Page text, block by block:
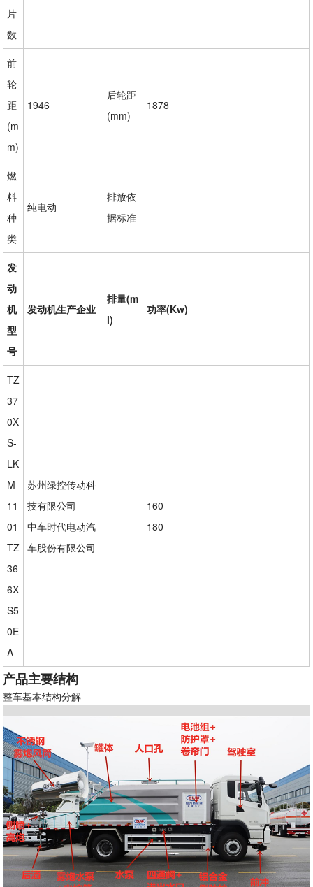
片
数
前
轮
距
(m
m)
1946
后轮距
(mm)
1878
燃
料
种
类
纯电动
排放依
据标准
发
动
机
型
号
发动机生产企业
排量(m
l)
功率(Kw)
TZ
37
0X
S-
LK
M
11
01
TZ
36
6X
S5
0E
A
苏州绿控传动科
技有限公司
中车时代电动汽
车股份有限公司
-
-
160
180
产品主要结构
整车基本结构分解